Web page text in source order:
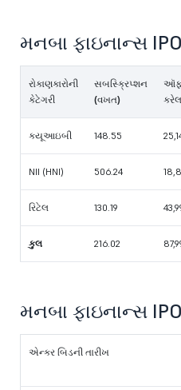
મનબા ફાઇનાન્સ
રોકાણકારોની
કેટેગરી
સબસ્ક્રિપ્શન
(વખત)
ક્યૂઆઇબી 148.55
NII (HNI) 506.24
રિટેલ 130.19
કુલ 216.02
મનબા ફાઇનાન્સ
એન્કર બિડની તારીખ